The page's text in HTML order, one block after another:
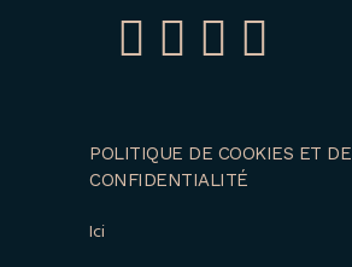
POLITIQUE DE COOKIES ET DE
CONFIDENTIALITÉ
Ici